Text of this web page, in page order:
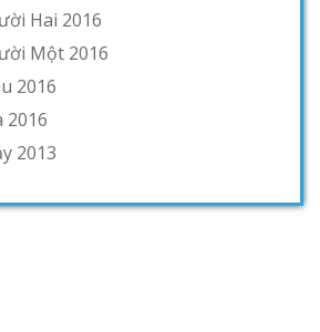
Hai 2016
Một 2016
2016
2016
2013